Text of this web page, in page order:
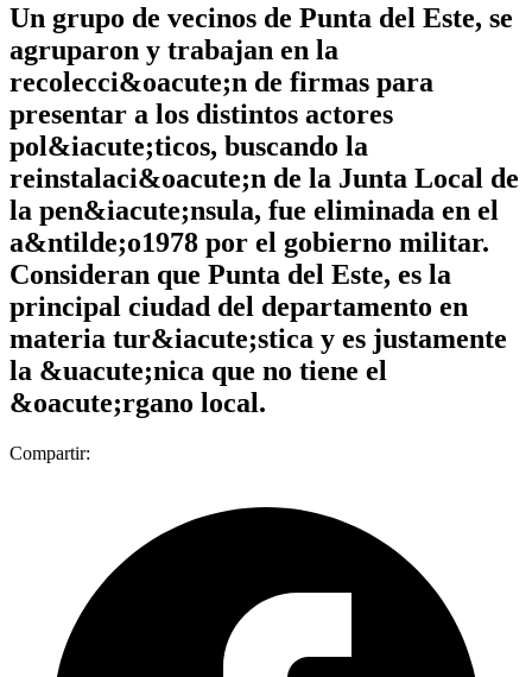
Un grupo de vecinos de Punta del Este, se
agruparon y trabajan en la
recolecci&oacute;n de firmas para
presentar a los distintos actores
pol&iacute;ticos, buscando la
reinstalaci&oacute;n de la Junta Local de
la pen&iacute;nsula, fue eliminada en el
a&ntilde;o1978 por el gobierno militar.
Consideran que Punta del Este, es la
principal ciudad del departamento en
materia tur&iacute;stica y es justamente
la &uacute;nica que no tiene el
&oacute;rgano local.
Compartir: